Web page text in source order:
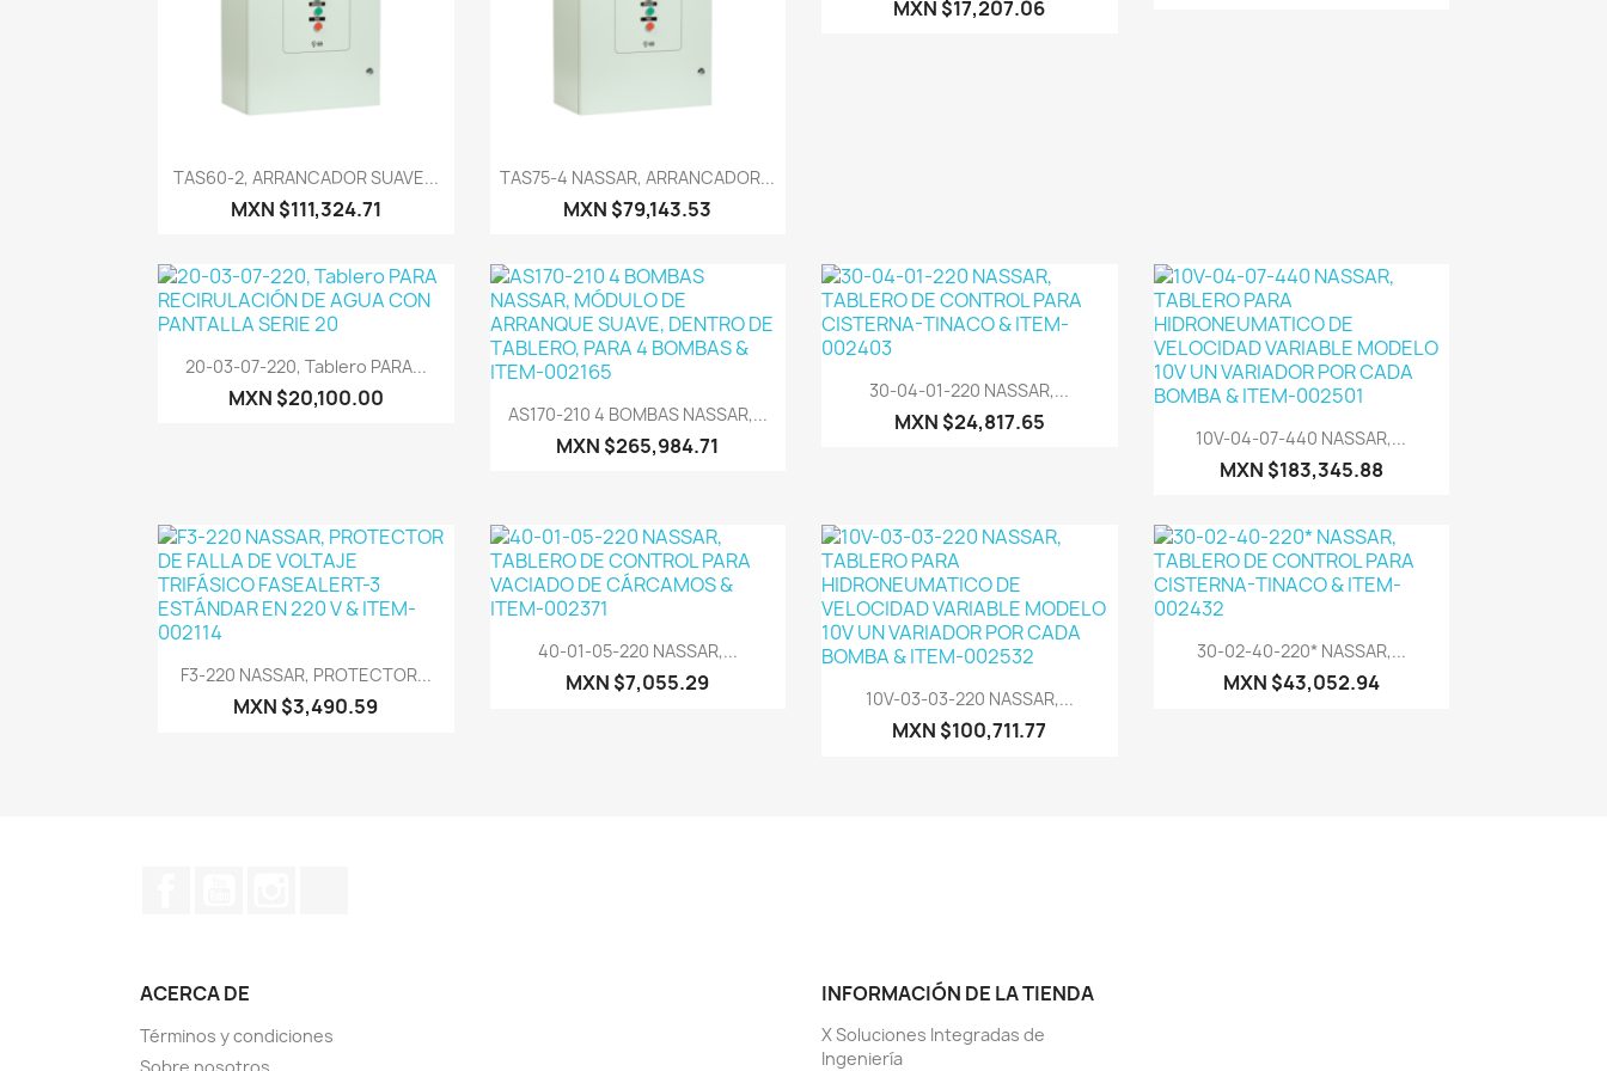
Vista rápida
TAS60-2, ARRANCADOR SUAVE...
MXN $111,324.71
Vista rápida
TAS75-4 NASSAR, ARRANCADOR...
MXN $79,143.53
MXN $17,207.06
Vista rápida
20-03-07-220, Tablero PARA...
MXN $20,100.00 Vista rápida
AS170-210 4 BOMBAS NASSAR,...
MXN $265,984.71
Vista rápida
30-04-01-220 NASSAR,...
MXN $24,817.65 Vista rápida
10V-04-07-440 NASSAR,...
MXN $183,345.88
Vista rápida
F3-220 NASSAR, PROTECTOR...
MXN $3,490.59
Vista rápida
40-01-05-220 NASSAR,...
MXN $7,055.29 Vista rápida
10V-03-03-220 NASSAR,...
MXN $100,711.77
Vista rápida
30-02-40-220* NASSAR,...
MXN $43,052.94
ACERCA DE
Términos y condiciones
Sobre nosotros
INFORMACIÓN DE LA TIENDA
X Soluciones Integradas de
Ingeniería